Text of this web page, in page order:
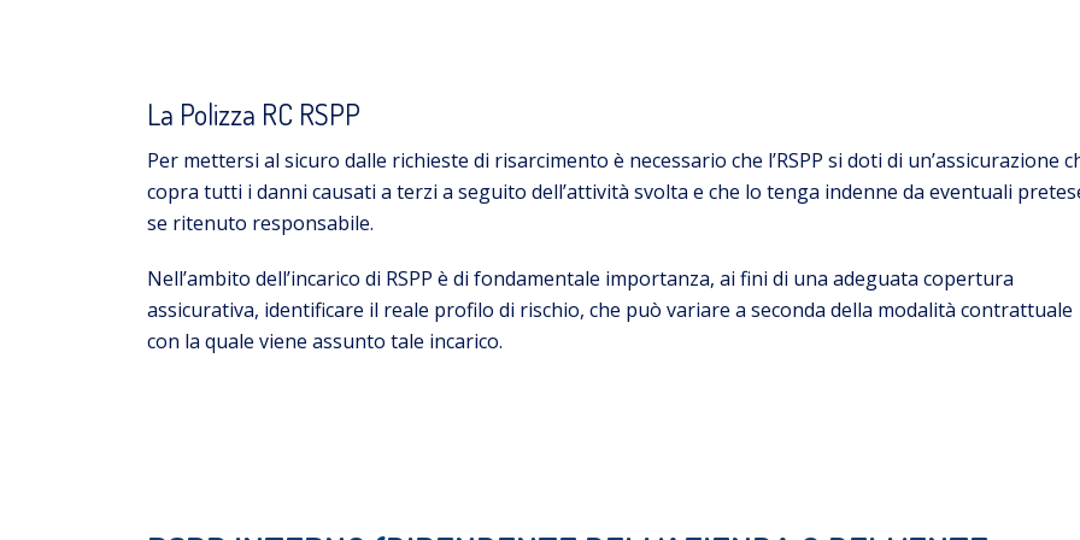
La Polizza RC RSPP
Per mettersi al sicuro dalle richieste di risarcimento è necessario che l’RSPP si doti di un’assicurazione
copra tutti i danni causati a terzi a seguito dell’attività svolta e che lo tenga indenne da eventuali
se ritenuto responsabile.
Nell’ambito dell’incarico di RSPP è di fondamentale importanza, ai fini di una adeguata copertura
assicurativa, identificare il reale profilo di rischio, che può variare a seconda della modalità contrattuale
con la quale viene assunto tale incarico.